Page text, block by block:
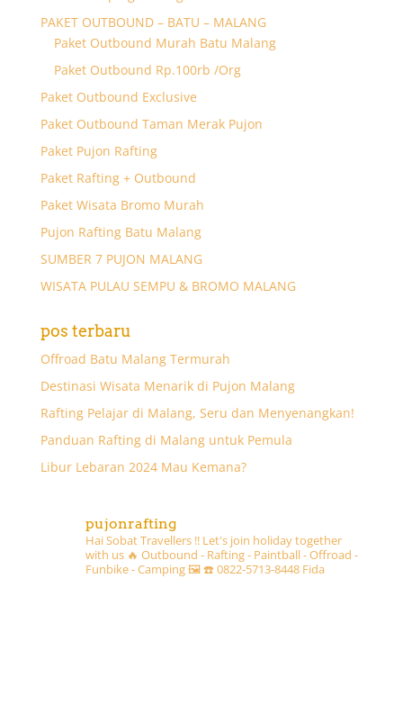
PAKET OUTBOUND – BATU – MALANG
Paket Outbound Murah Batu Malang
Paket Outbound Rp.100rb /Org
Paket Outbound Exclusive
Paket Outbound Taman Merak Pujon
Paket Pujon Rafting
Paket Rafting + Outbound
Paket Wisata Bromo Murah
Pujon Rafting Batu Malang
SUMBER 7 PUJON MALANG
WISATA PULAU SEMPU & BROMO MALANG
pos terbaru
Offroad Batu Malang Termurah
Destinasi Wisata Menarik di Pujon Malang
Rafting Pelajar di Malang, Seru dan Menyenangkan!
Panduan Rafting di Malang untuk Pemula
Libur Lebaran 2024 Mau Kemana?
pujonrafting
Hai Sobat Travellers !! Let's join holiday together
with us 🔥 Outbound - Rafting - Paintball - Offroad -
Funbike - Camping 🖼☎️ 0822-5713-8448 Fida